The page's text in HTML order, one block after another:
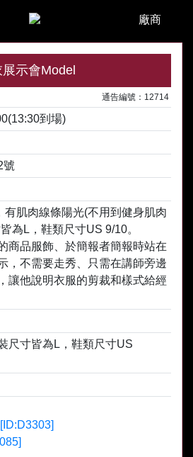
廠商
示會Model
通告編號：12714
到場)
號
有肌肉線條陽光(不用到健身肌肉
為L，鞋類尺寸US 9/10。
商品服飾、於簡報者簡報時站在
，不需要走秀、只需在講師旁邊
讓他說明衣服的剪裁和樣式給經
尺寸皆為L，鞋類尺寸US